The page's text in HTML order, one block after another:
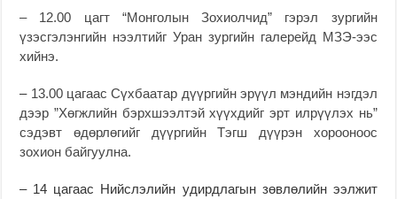
– 12.00 цагт “Монголын Зохиолчид” гэрэл зургийн
үзэсгэлэнгийн нээлтийг Уран зургийн галерейд МЗЭ-ээс
хийнэ.
– 13.00 цагаас Сүхбаатар дүүргийн эрүүл мэндийн нэгдэл
дээр ”Хөгжлийн бэрхшээлтэй хүүхдийг эрт илрүүлэх нь”
сэдэвт өдөрлөгийг дүүргийн Тэгш дүүрэн хорооноос
зохион байгуулна.
– 14 цагаас Нийслэлийн удирдлагын зөвлөлийн ээлжит